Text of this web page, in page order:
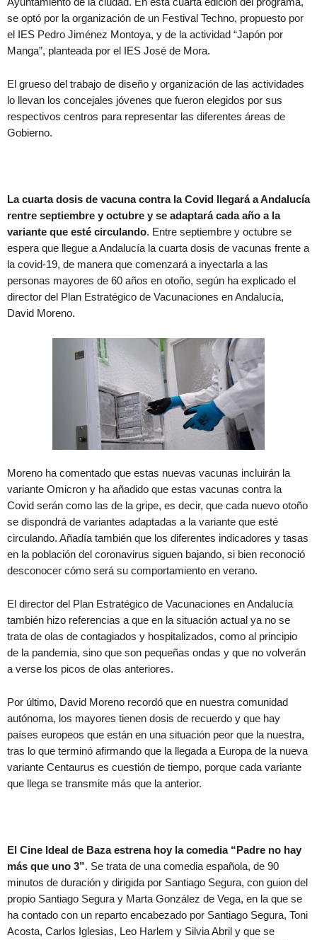
se optó por la organización de un Festival Techno, propuesto por
el IES Pedro Jiménez Montoya, y de la actividad “Japón por
Manga”, planteada por el IES José de Mora.
El grueso del trabajo de diseño y organización de las actividades
lo llevan los concejales jóvenes que fueron elegidos por sus
respectivos centros para representar las diferentes áreas de
Gobierno.
La cuarta dosis de vacuna contra la Covid llegará a Andalucía
rentre septiembre y octubre y se adaptará cada año a la
variante que esté circulando. Entre septiembre y octubre se
espera que llegue a Andalucía la cuarta dosis de vacunas frente a
la covid-19, de manera que comenzará a inyectarla a las
personas mayores de 60 años en otoño, según ha explicado el
director del Plan Estratégico de Vacunaciones en Andalucía,
David Moreno.
Moreno ha comentado que estas nuevas vacunas incluirán la
variante Omicron y ha añadido que estas vacunas contra la
Covid serán como las de la gripe, es decir, que cada nuevo otoño
se dispondrá de variantes adaptadas a la variante que esté
circulando. Añadía también que los diferentes indicadores y tasas
en la población del coronavirus siguen bajando, si bien reconoció
desconocer cómo será su comportamiento en verano.
El director del Plan Estratégico de Vacunaciones en Andalucía
también hizo referencias a que en la situación actual ya no se
trata de olas de contagiados y hospitalizados, como al principio
de la pandemia, sino que son pequeñas ondas y que no volverán
a verse los picos de olas anteriores.
Por último, David Moreno recordó que en nuestra comunidad
autónoma, los mayores tienen dosis de recuerdo y que hay
países europeos que están en una situación peor que la nuestra,
tras lo que terminó afirmando que la llegada a Europa de la nueva
variante Centaurus es cuestión de tiempo, porque cada variante
que llega se transmite más que la anterior.
El Cine Ideal de Baza estrena hoy la comedia “Padre no hay
más que uno 3”. Se trata de una comedia española, de 90
minutos de duración y dirigida por Santiago Segura, con guion del
propio Santiago Segura y Marta González de Vega, en la que se
ha contado con un reparto encabezado por Santiago Segura, Toni
Acosta, Carlos Iglesias, Leo Harlem y Silvia Abril y que se